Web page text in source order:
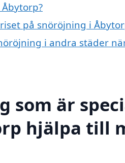
på snöröjning i
i andra städer
som är
hjälpa till